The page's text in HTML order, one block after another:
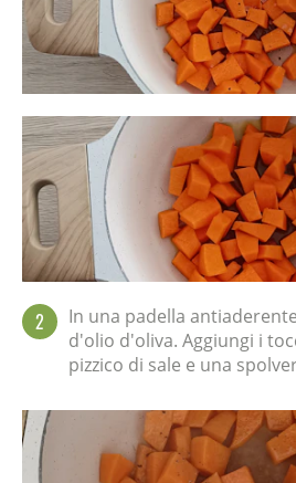
2
In una padella
d'olio d'oliva. Aggiungi i
pizzico di sale e una